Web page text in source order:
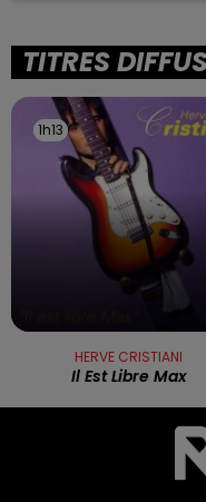
TITRES
1h13
1h13
HERVE CRISTIANI
Il Est Libre Max